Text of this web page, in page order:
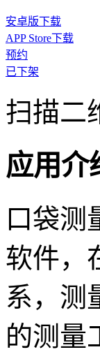
安卓版下载
APP Store下载
预约
已下架
扫描二
应用介
口袋测
软件，
系，测
的测量